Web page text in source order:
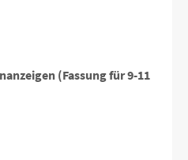
(Fassung für 9-11